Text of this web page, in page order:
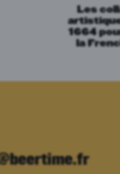
Les
1664
la